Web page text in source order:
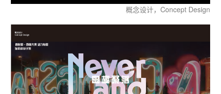
概念设计，Concept Design